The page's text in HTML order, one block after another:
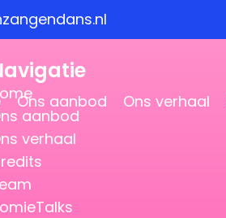
Ons aanbod Ons verhaal
aanbod
verhaal